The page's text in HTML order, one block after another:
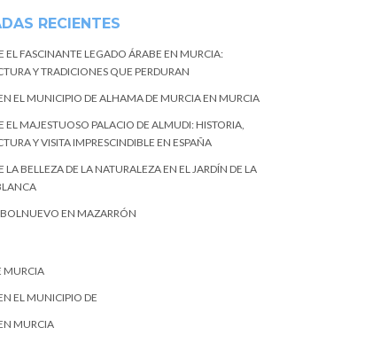
RECIENTES
EL FASCINANTE LEGADO ÁRABE EN MURCIA:
Y TRADICIONES QUE PERDURAN
EL MUNICIPIO DE ALHAMA DE MURCIA EN MURCIA
EL MAJESTUOSO PALACIO DE ALMUDI: HISTORIA,
Y VISITA IMPRESCINDIBLE EN ESPAÑA
LA BELLEZA DE LA NATURALEZA EN EL JARDÍN DE LA
BOLNUEVO EN MAZARRÓN
MURCIA
EL MUNICIPIO DE
MURCIA